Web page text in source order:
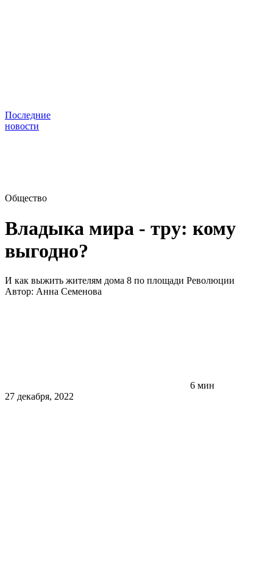
Последние
новости
Общество
Владыка мира - тру: кому
выгодно?
И как выжить жителям дома 8 по площади Революции
Автор: Анна Семенова
6 мин
27 декабря, 2022